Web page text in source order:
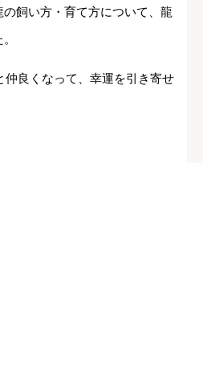
飼い方・育て方について、龍
仲良くなって、幸運を引き寄せ